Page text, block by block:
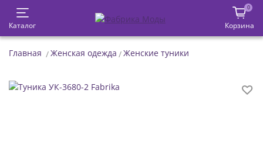
Каталог
0
Корзина
Главная Женская одежда Женские туники